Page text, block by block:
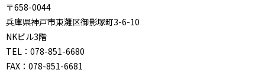
〒658-0044
兵庫県神戸市東灘区御影塚町3-6-10
NKビル3階
TEL： 078-851-6680
FAX： 078-851-6681